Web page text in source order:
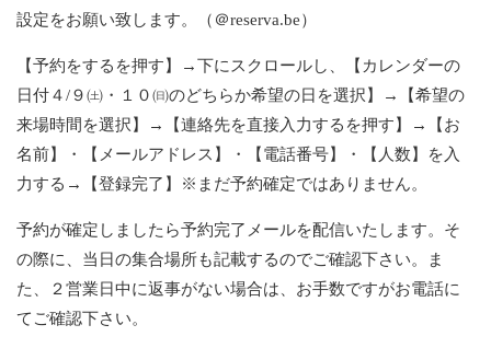
設定をお願い致します。（＠reserva.be）
【予約をするを押す】→下にスクロールし、【カレンダーの
日付４/９㈯・１０㈰のどちらか希望の日を選択】→【希望の
来場時間を選択】→【連絡先を直接入力するを押す】→【お
名前】・【メールアドレス】・【電話番号】・【人数】を入
力する→【登録完了】※まだ予約確定ではありません。
予約が確定しましたら予約完了メールを配信いたします。そ
の際に、当日の集合場所も記載するのでご確認下さい。ま
た、２営業日中に返事がない場合は、お手数ですがお電話に
てご確認下さい。